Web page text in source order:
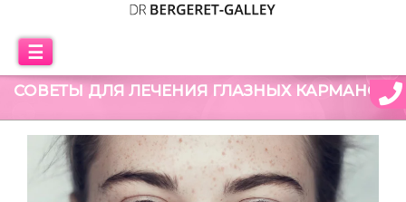
☰
СОВЕТЫ ДЛЯ ЛЕЧЕНИЯ ГЛАЗНЫХ КАРМАНОВ